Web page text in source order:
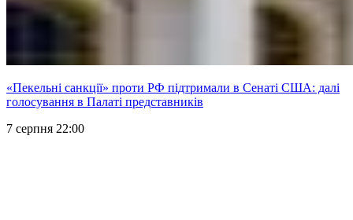
«Пекельні санкції» проти РФ підтримали в Сенаті США: далі
голосування в Палаті представників
7 серпня 22:00